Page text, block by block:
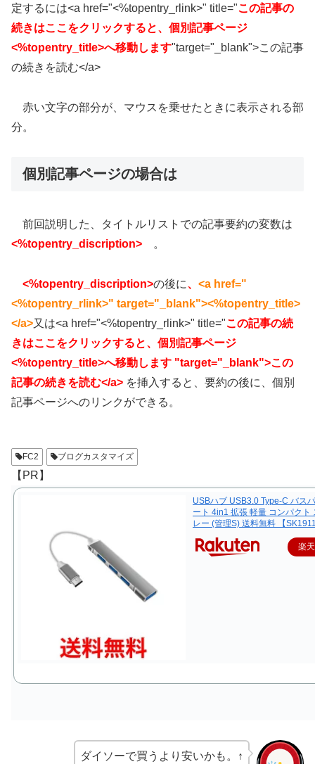
定するには<a href="<%topentry_rlink>" title="この記事の
続きはここをクリックすると、個別記事ページ
<%topentry_title>へ移動します"target="_blank">この記事
の続きを読む</a>
赤い文字の部分が、マウスを乗せたときに表示される部
分。
個別記事ページの場合は
前回説明した、タイトルリストでの記事要約の変数は
<%topentry_discription>
。
<%topentry_discription>の後に、 <a href="
<%topentry_rlink>" target="_blank"><%topentry_title>
</a>又は<a href="<%topentry_rlink>" title="この記事の続
きはここをクリックすると、個別記事ページ
<%topentry_title>へ移動します "target="_blank">この
記事の続きを読む</a> を挿入すると、要約の後に、個別
記事ページへのリンクができる。
FC2 ブログカスタマイズ
【PR】
USBハブ USB3.0 Type-C バス
ート 4in1 拡張 軽量 コンパクト
レー (管理S) 送料無料 【
楽
ダイソーで買うより安いかも。↑